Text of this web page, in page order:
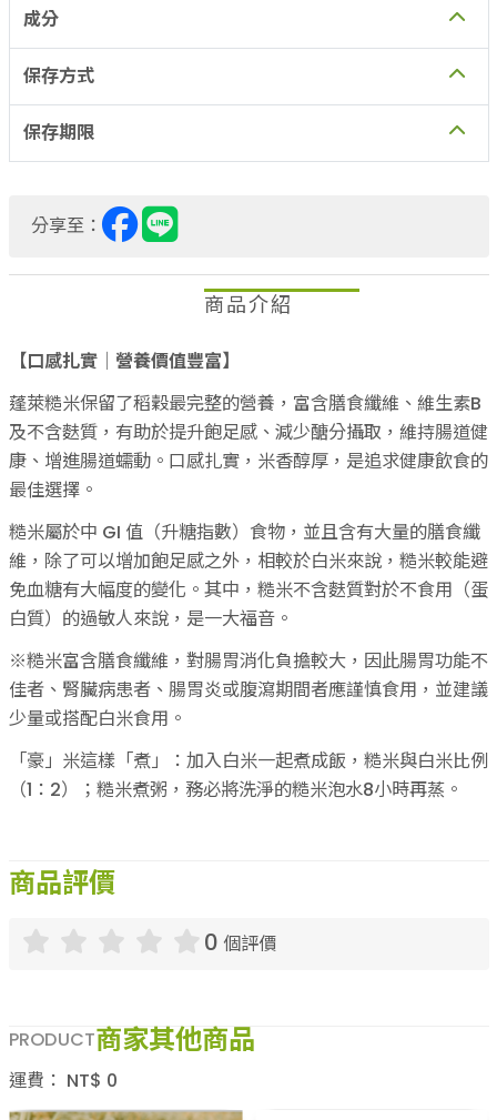
成分
保存方式
保存期限
分享至：
商品介紹
【口感扎實│營養價值豐富】
蓬萊糙米保留了稻穀最完整的營養，富含膳食纖維、維生素B
及不含麩質，有助於提升飽足感、減少醣分攝取，維持腸道健
康、增進腸道蠕動。口感扎實，米香醇厚，是追求健康飲食的
最佳選擇。
糙米屬於中 GI 值（升糖指數）食物，並且含有大量的膳食纖
維，除了可以增加飽足感之外，相較於白米來說，糙米較能避
免血糖有大幅度的變化。其中，糙米不含麩質對於不食用（蛋
白質）的過敏人來說，是一大福音。
※糙米富含膳食纖維，對腸胃消化負擔較大，因此腸胃功能不
佳者、腎臟病患者、腸胃炎或腹瀉期間者應謹慎食用，並建議
少量或搭配白米食用。
「豪」米這樣「煮」：加入白米一起煮成飯，糙米與白米比例
（1：2）；糙米煮粥，務必將洗淨的糙米泡水8小時再蒸。
商品評價
0 個評價
PRODUCT商家其他商品
運費： NT$ 0